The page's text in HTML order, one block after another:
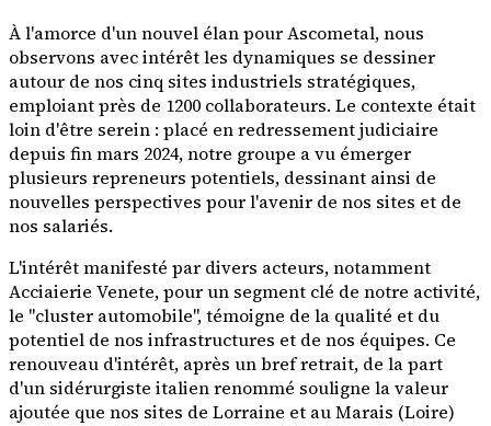
À l'amorce d'un nouvel élan pour Ascometal, nous
observons avec intérêt les dynamiques se dessiner
autour de nos cinq sites industriels stratégiques,
emploiant près de 1200 collaborateurs. Le contexte était
loin d'être serein : placé en redressement judiciaire
depuis fin mars 2024, notre groupe a vu émerger
plusieurs repreneurs potentiels, dessinant ainsi de
nouvelles perspectives pour l'avenir de nos sites et de
nos salariés.
L'intérêt manifesté par divers acteurs, notamment
Acciaierie Venete, pour un segment clé de notre activité,
le "cluster automobile", témoigne de la qualité et du
potentiel de nos infrastructures et de nos équipes. Ce
renouveau d'intérêt, après un bref retrait, de la part
d'un sidérurgiste italien renommé souligne la valeur
ajoutée que nos sites de Lorraine et au Marais (Loire)